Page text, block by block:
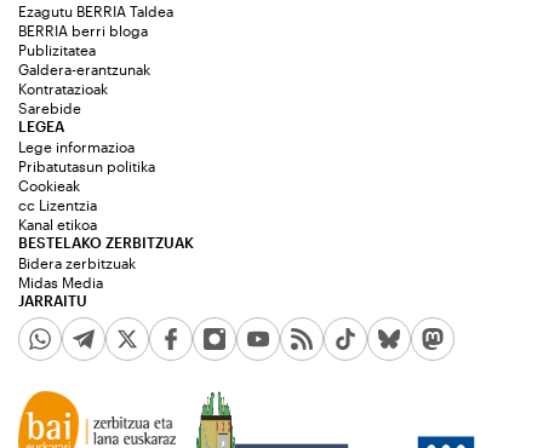
Ezagutu BERRIA Taldea
BERRIA berri bloga
Publizitatea
Galdera-erantzunak
Kontratazioak
Sarebide
JARRAITU
LEGEA
Lege informazioa
Pribatutasun politika
Cookieak
cc Lizentzia
Kanal etikoa
BESTELAKO ZERBITZUAK
Bidera zerbitzuak
Midas Media